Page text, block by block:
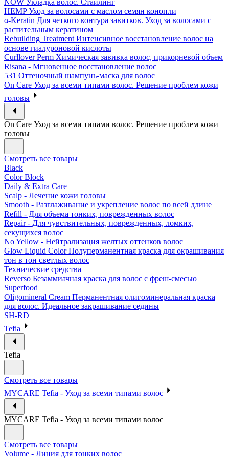
HEMP Уход за волосами с маслом семян конопли
α-Keratin Для четкого контура завитков. Уход за волосами с
растительным кератином
Rebuilding Treatment Интенсивное восстановление волос на
основе гиалуроновой кислоты
Curllover Perm Химическая завивка волос, прикорневой объем
Risana - Мгновенное восстановление волос
531 Оттеночный шампунь-маска для волос
On Care Уход за всеми типами волос. Решение проблем кожи
головы
On Care Уход за всеми типами волос. Решение проблем кожи
головы
Смотреть все товары
Black
Color Block
Daily & Extra Care
Scalp - Лечение кожи головы
Smooth - Разглаживание и укрепление волос по всей длине
Refill - Для объема тонких, поврежденных волос
Repair - Для чувствительных, поврежденных, ломких,
секущихся волос
No Yellow - Нейтрализация желтых оттенков волос
Glow Liquid Color Полуперманентная краска для окрашивания
тон в тон светлых волос
Технические средства
Reverso Безаммиачная краска для волос с фреш-смесью
Superfood
Oligomineral Cream Перманентная олигоминеральная краска
для волос. Идеальное закрашивание седины
SH-RD
Tefia
Tefia
Смотреть все товары
MYCARE Tefia - Уход за всеми типами волос
MYCARE Tefia - Уход за всеми типами волос
Смотреть все товары
Volume - Линия для тонких волос